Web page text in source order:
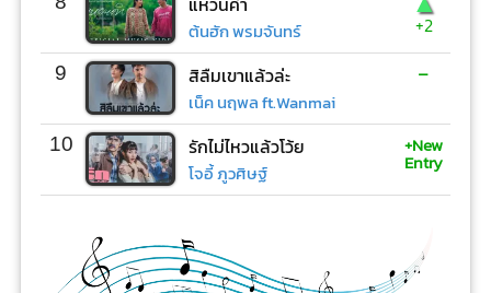
ต้นฮัก พรมจันทร์ +2
9 สิลืมเขาแล้วล่ะ
เน็ค นฤพล ft.Wanmai
-
10 รักไม่ไหวแล้วโว้ย
โจอี้ ภูวศิษฐ์
+New
Entry